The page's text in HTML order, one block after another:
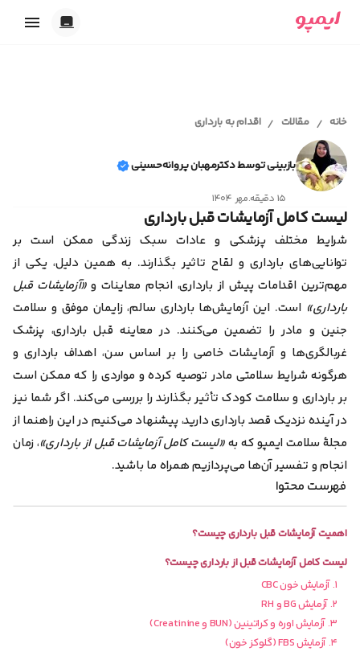
پریود و پیشگیری
اقدام به بارداری
شیردهی
همدلی
ابزارهای آنلاین
محاسبه سن بارداری و تقویم بارداری
تست حاملگی آنلاین
محاسبه آنلاین تخمک گذاری
محاسبه آنلاین سیکل قاعدگی
ابزار انتخاب اسم دختر
ابزار انتخاب اسم پسر
تست ژنتیک قبل از بارداری
مجله سلامت
اقدام به بارداری
بارداری و زایمان
پیشگیری از بارداری
پریود و قاعدگی
سکس‌تراپی
روانشناسی
سلامت بانوان
سلامت آقایان
همدلی و رابطه عاطفی
بیماری‌ها
خودمراقبتی
کلینیک سلامت
ایمپو آقایان
خانه / مقالات / اقدام به بارداری
بازبینی توسط دکترمهبان پروانه‌حسینی
۱۵ دقیقه .مهر ۱۴۰۴
لیست کامل آزمایشات قبل بارداری
شرایط مختلف پزشکی و عادات سبک زندگی ممکن است بر
توانایی‌های بارداری و لقاح تاثیر بگذارند. به همین دلیل، یکی از
مهم‌ترین اقدامات پیش از بارداری، انجام معاینات و «آزمایشات قبل
بارداری»است. این آزمایش‌ها بارداری سالم، زایمان موفق و سلامت
جنین و مادر را تضمین می‌کنند. در معاینه قبل بارداری، پزشک
غربالگری‌ها و آزمایشات خاصی را بر اساس سن، اهداف بارداری و
هر‌گونه شرایط سلامتی مادر توصیه کرده و مواردی را که ممکن است
بر بارداری و سلامت کودک تأثیر بگذارند را بررسی می‌کند. اگر شما نیز
در آینده نزدیک قصد بارداری دارید، پیشنهاد می‌کنیم در این راهنما از
مجلۀ سلامت ایمپو که به«لیست کامل آزمایشات قبل از بارداری»، زمان
انجام و تفسیر آن‌ها می‌پردازیم همراه ما باشید.
فهرست محتوا
اهمیت آزمایشات قبل بارداری چیست؟
لیست کامل آزمایشات قبل از بارداری چیست؟
۱. آزمایش خون CBC
۲. آزمایش BG و RH
۳. آزمایش اوره و کراتینین (BUN و Creatinine)
۴. آزمایش FBS (گلوکز خون)